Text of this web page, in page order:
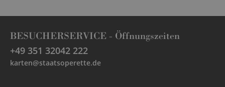
BESUCHERSERVICE - Öffnungszeiten
+49 351 32042 222
karten@staatsoperette.de